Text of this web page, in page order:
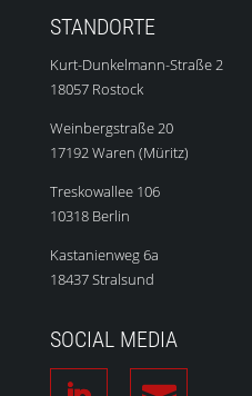
STANDORTE
Kurt-Dunkelmann-Straße 2
18057 Rostock
Weinbergstraße 20
17192 Waren (Müritz)
Treskowallee 106
10318 Berlin
Kastanienweg 6a
18437 Stralsund
SOCIAL MEDIA